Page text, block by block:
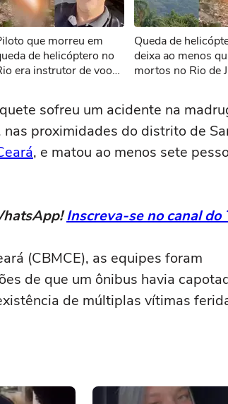
o vídeo
que morreu em
de helicóptero no
era instrutor de voo
Queda de
deixa ao menos
mortos no Rio de
sofreu um acidente na
proximidades do distrito de
, e matou ao menos sete
Inscreva-se no canal do
(CBMCE), as equipes foram
de que um ônibus havia
de múltiplas vítimas